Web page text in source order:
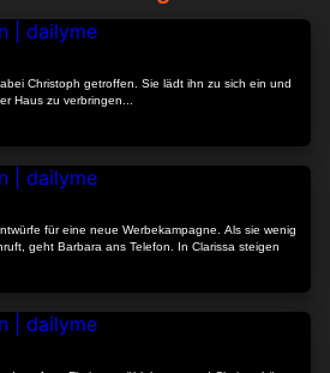
Haus zu verbringen...
für eine neue Werbekampagne. Als sie wenig
Telefon. In Clarissa steigen